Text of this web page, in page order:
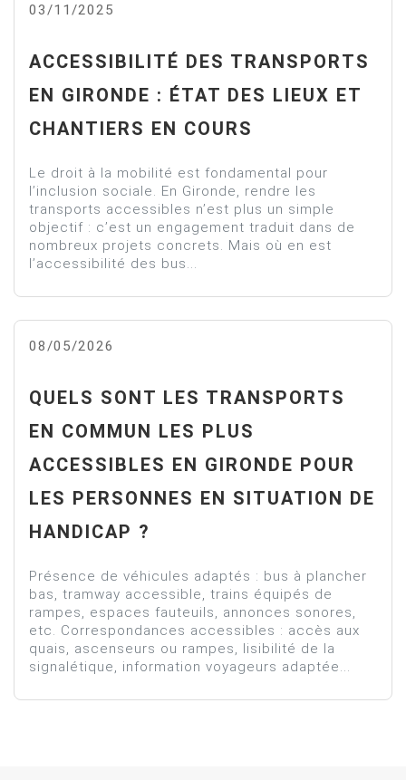
03/11/2025
ACCESSIBILITÉ DES TRANSPORTS
EN GIRONDE : ÉTAT DES LIEUX ET
CHANTIERS EN COURS
Le droit à la mobilité est fondamental pour
l’inclusion sociale. En Gironde, rendre les
transports accessibles n’est plus un simple
objectif : c’est un engagement traduit dans de
nombreux projets concrets. Mais où en est
l’accessibilité des bus...
08/05/2026
QUELS SONT LES TRANSPORTS
EN COMMUN LES PLUS
ACCESSIBLES EN GIRONDE POUR
LES PERSONNES EN SITUATION DE
HANDICAP ?
Présence de véhicules adaptés : bus à plancher
bas, tramway accessible, trains équipés de
rampes, espaces fauteuils, annonces sonores,
etc. Correspondances accessibles : accès aux
quais, ascenseurs ou rampes, lisibilité de la
signalétique, information voyageurs adaptée...